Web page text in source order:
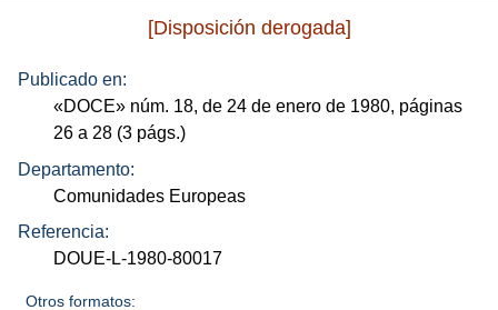
[Disposición derogada]
Publicado en:
«DOCE» núm. 18, de 24 de enero de 1980, páginas
26 a 28 (3 págs.)
Departamento:
Comunidades Europeas
Referencia:
DOUE-L-1980-80017
Otros formatos: